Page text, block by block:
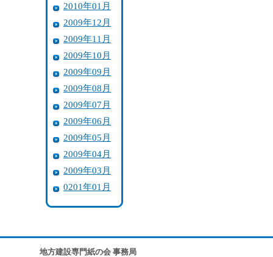
2010年01月
2009年12月
2009年11月
2009年10月
2009年09月
2009年08月
2009年07月
2009年06月
2009年05月
2009年04月
2009年03月
0201年01月
地方建設専門紙の会 事務局